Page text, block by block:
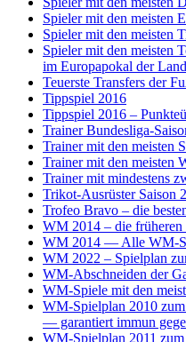
Spieler mit den meisten
Spieler mit den meisten
Spieler mit den meisten
im Europapokal der
Teuerste Transfers der
Tippspiel 2016
Tippspiel 2016 –
Trainer Bundesliga-
Trainer mit den meisten
Trainer mit den meisten
Trainer mit mindestens
Trikot-Ausrüster Saison
Trofeo Bravo – die
WM 2014 – die
WM 2014 — Alle WM-
WM 2022 – Spielplan
WM-Abschneiden der
WM-Spiele mit den
WM-Spielplan 2010
— garantiert immun
WM-Spielplan 2011